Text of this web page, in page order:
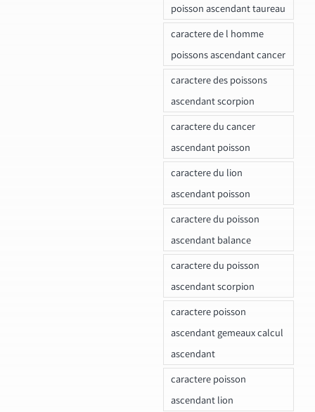
poisson ascendant taureau
caractere de l homme
poissons ascendant cancer
caractere des poissons
ascendant scorpion
caractere du cancer
ascendant poisson
caractere du lion
ascendant poisson
caractere du poisson
ascendant balance
caractere du poisson
ascendant scorpion
caractere poisson
ascendant gemeaux calcul
ascendant
caractere poisson
ascendant lion